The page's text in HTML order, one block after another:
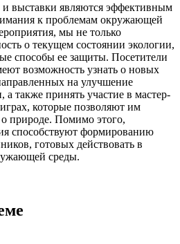
и выставки являются эффективным
к проблемам окружающей
мы не только
о текущем состоянии экологии,
способы ее защиты. Посетители
возможность узнать о новых
на улучшение
а также принять участие в мастер-
которые позволяют им
о природе. Помимо этого,
способствуют формированию
готовых действовать в
среды.